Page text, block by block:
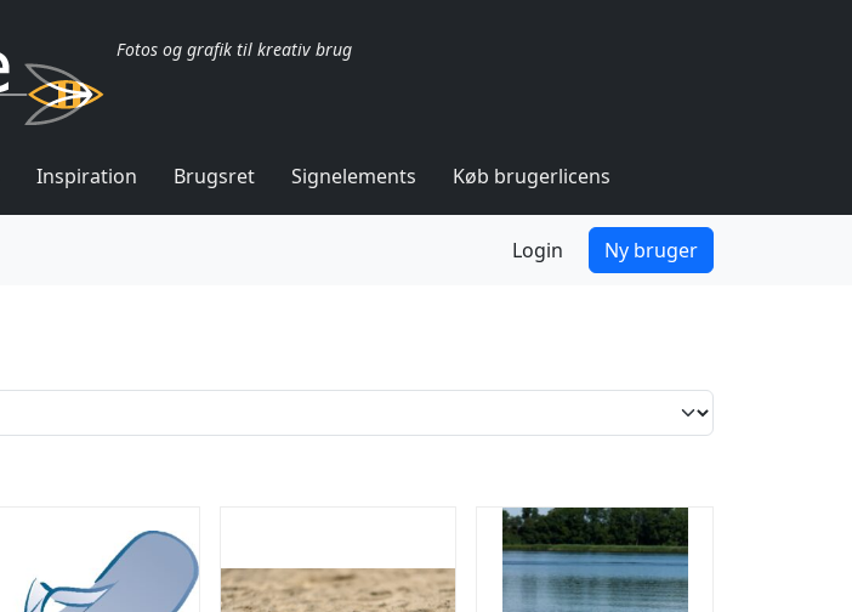
Fotos og grafik til kreativ brug
Inspiration Brugsret Signelements Køb brugerlicens
Login Ny bruger